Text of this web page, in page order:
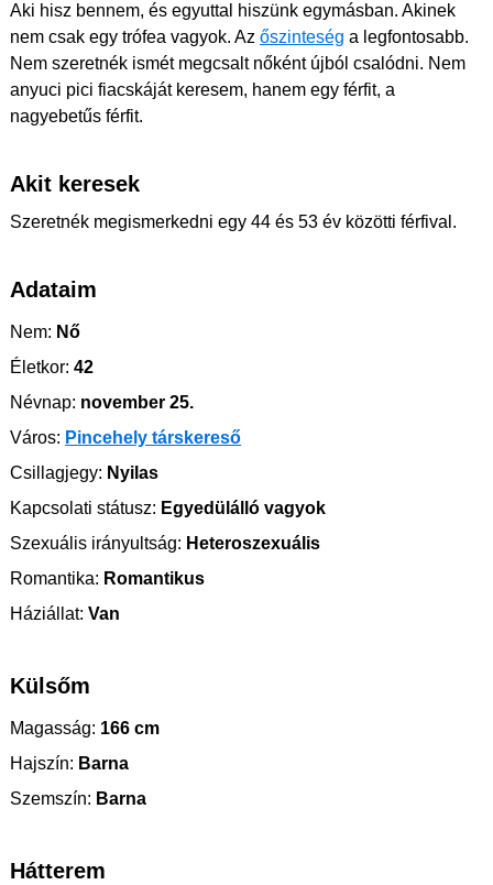
Aki hisz bennem, és egyuttal hiszünk egymásban. Akinek
nem csak egy trófea vagyok. Az őszinteség a legfontosabb.
Nem szeretnék ismét megcsalt nőként újból csalódni. Nem
anyuci pici fiacskáját keresem, hanem egy férfit, a
nagyebetűs férfit.
Akit keresek
Szeretnék megismerkedni egy 44 és 53 év közötti férfival.
Adataim
Nem: Nő
Életkor: 42
Névnap: november 25.
Város: Pincehely társkereső
Csillagjegy: Nyilas
Kapcsolati státusz: Egyedülálló vagyok
Szexuális irányultság: Heteroszexuális
Romantika: Romantikus
Háziállat: Van
Külsőm
Magasság: 166 cm
Hajszín: Barna
Szemszín: Barna
Hátterem